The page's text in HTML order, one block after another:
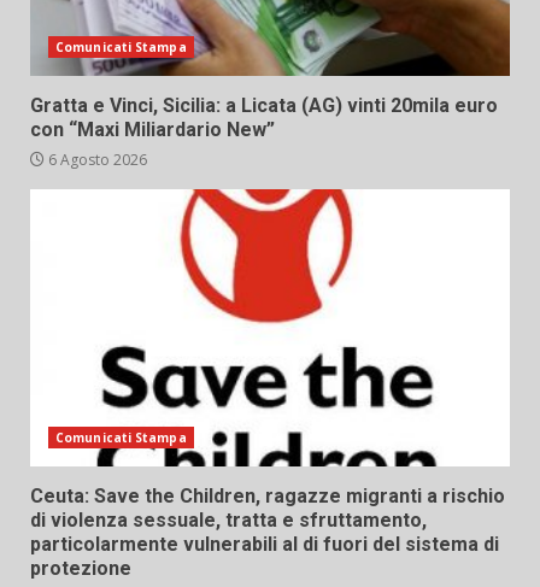
Comunicati Stampa
Gratta e Vinci, Sicilia: a Licata (AG) vinti 20mila euro
con “Maxi Miliardario New”
6 Agosto 2026
Comunicati Stampa
Ceuta: Save the Children, ragazze migranti a rischio
di violenza sessuale, tratta e sfruttamento,
particolarmente vulnerabili al di fuori del sistema di
protezione